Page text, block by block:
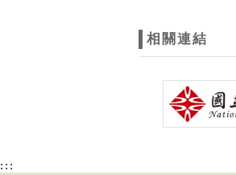
相關連結
:::